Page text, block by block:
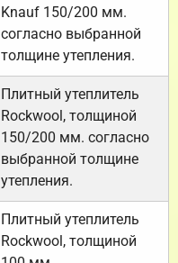
Knauf 150/200 мм.
согласно выбранной
толщине утепления.
Плитный утеплитель
Rockwool, толщиной
150/200 мм. согласно
выбранной толщине
утепления.
Плитный утеплитель
Rockwool, толщиной